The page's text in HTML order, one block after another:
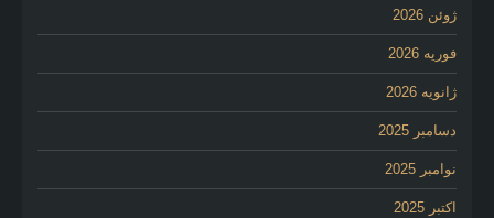
ژوئن 2026
فوریه 2026
ژانویه 2026
دسامبر 2025
نوامبر 2025
اکتبر 2025